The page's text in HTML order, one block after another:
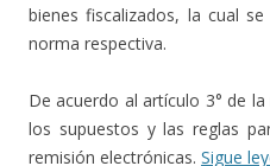
bienes fiscalizados, la cual
norma respectiva.
De acuerdo al artículo 3° de
los supuestos y las reglas
remisión electrónicas. Sigue